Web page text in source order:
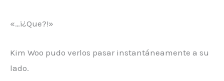
«…¡¿Que?!»
Kim Woo pudo verlos pasar instantáneamente a su
lado.